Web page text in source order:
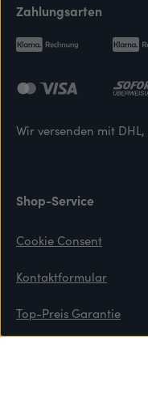
Zahlungsarten
Wir versenden mit DHL,
Shop-Service
Cookie Consent
Kontaktformular
Top-Preis Garantie